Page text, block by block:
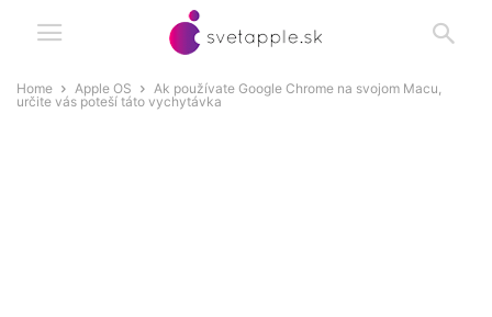
Home Apple OS
Ak používate Google Chrome na svojom Macu,
určite vás poteší táto vychytávka